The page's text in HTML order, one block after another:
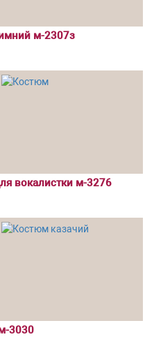
м-2307з
вокалистки м-3276
3030